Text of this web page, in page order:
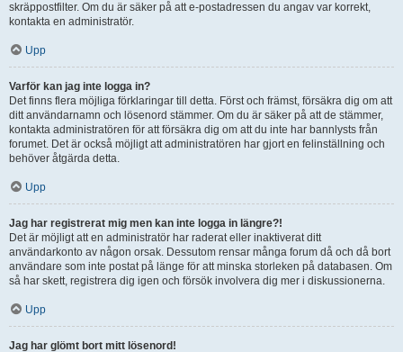
skräppostfilter. Om du är säker på att e-postadressen du angav var korrekt,
kontakta en administratör.
Upp
Varför kan jag inte logga in?
Det finns flera möjliga förklaringar till detta. Först och främst, försäkra dig om att
ditt användarnamn och lösenord stämmer. Om du är säker på att de stämmer,
kontakta administratören för att försäkra dig om att du inte har bannlysts från
forumet. Det är också möjligt att administratören har gjort en felinställning och
behöver åtgärda detta.
Upp
Jag har registrerat mig men kan inte logga in längre?!
Det är möjligt att en administratör har raderat eller inaktiverat ditt
användarkonto av någon orsak. Dessutom rensar många forum då och då bort
användare som inte postat på länge för att minska storleken på databasen. Om
så har skett, registrera dig igen och försök involvera dig mer i diskussionerna.
Upp
Jag har glömt bort mitt lösenord!